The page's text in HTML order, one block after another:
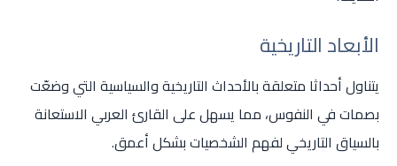
الأبعاد التاريخية
يتناول أحداثا متعلقة بالأحداث التاريخية والسياسية التي وضعّت
بصمات في النفوس، مما يسهل على القارئ العربي الاستعانة
بالسياق التاريخي لفهم الشخصيات بشكل أعمق.